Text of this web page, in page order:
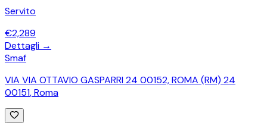
Servito
€2,289
Dettagli →
Smaf
VIA VIA OTTAVIO GASPARRI 24 00152, ROMA (RM) 24
00151,Roma